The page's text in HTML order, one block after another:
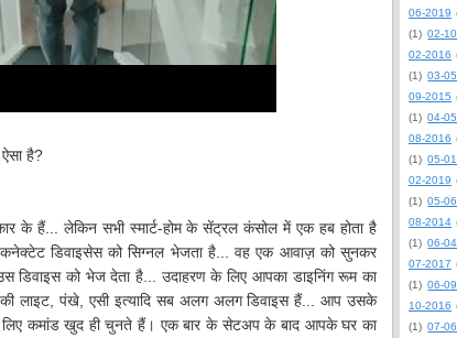
है?
के हैं... लेकिन सभी स्मार्ट-होम के सेंट्रल कंसोल में एक हब होता है
डिवाइसेस को सिग्नल भेजता है... वह एक आवाज़ को सुनकर
डिवाइस को भेज देता है... उदाहरण के लिए आपका डाइनिंग रूम का
लाइट, पंखे, एसी इत्यादि सब अलग अलग डिवाइस हैं... आप उसके
कमांड खुद ही चुनते हैं। एक बार के सेटअप के बाद आपके घर का
06-2019
(1) 02-
02-2016
(1) 03-
09-2015
(1) 04-
08-2016
(1) 05-
02-2019
(1) 05-
08-2014
(1) 06-
07-2017
(1) 06-
10-2016
(1) 07-